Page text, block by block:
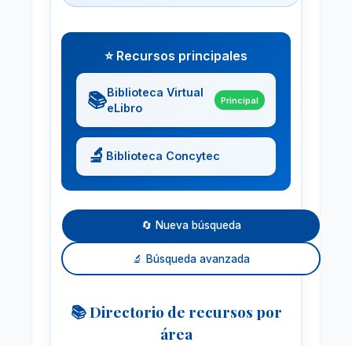
⭐ Recursos principales
📚Biblioteca Virtual
eLibro
Principal
🔬 Biblioteca Concytec
🔄 Nueva búsqueda
🔬 Búsqueda avanzada
📚 Directorio de recursos por
área